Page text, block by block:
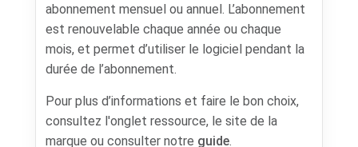
abonnement mensuel ou annuel. L’abonnement
est renouvelable chaque année ou chaque
mois, et permet d’utiliser le logiciel pendant la
durée de l’abonnement.
Pour plus d’informations et faire le bon choix,
consultez l'onglet ressource, le site de la
marque ou consulter notre guide.